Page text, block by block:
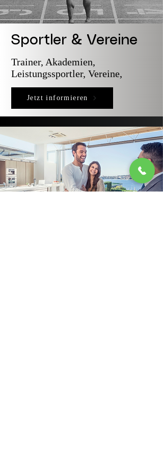
Sportler & Vereine
Trainer, Akademien,
Leistungssportler, Vereine,
Jetzt informieren